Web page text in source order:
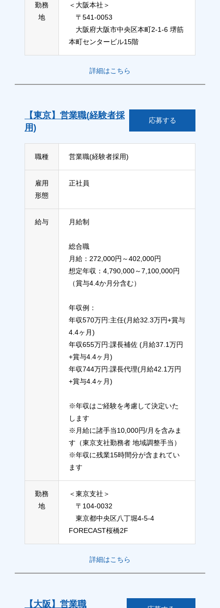
勤務
地
＜大阪本社＞
〒541-0053
大阪府大阪市中央区本町2-1-6 堺筋
本町センタービル15階
詳細はこちら
【東京】営業職(経験者採
用)
応募する
職種 営業職(経験者採用)
雇用
形態
正社員
給与 月給制
総合職
月給：272,000円～402,000円
想定年収：4,790,000～7,100,000円
（賞与4.4か月分含む）
年収例：
年収570万円:主任(月給32.3万円+賞与
4.4ヶ月)
年収655万円:課長補佐 (月給37.1万円
+賞与4.4ヶ月)
年収744万円:課長代理(月給42.1万円
+賞与4.4ヶ月)
※年収はご経験を考慮して決定いた
します
※月給に諸手当10,000円/月を含みま
す（東京支社勤務者 地域調整手当）
※年収に残業15時間分が含まれてい
ます
勤務
地
＜東京支社＞
〒104-0032
東京都中央区八丁堀4-5-4
FORECAST桜橋2F
詳細はこちら
【大阪】営業職